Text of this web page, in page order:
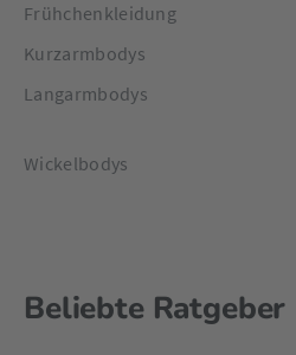
Frühchenkleidung
Kurzarmbodys
Langarmbodys
Wickelbodys
Beliebte Ratgeber